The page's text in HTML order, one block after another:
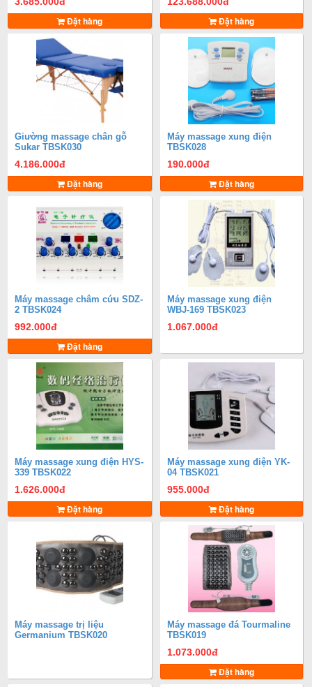
Đặt hàng Đặt hàng
Giường massage chân gỗ
Sukar TBSK030
4.186.000đ
Đặt hàng
Máy massage xung điện
TBSK028
190.000đ
Đặt hàng
Máy massage châm cứu SDZ-
2 TBSK024
992.000đ
Đặt hàng
Máy massage xung điện
WBJ-169 TBSK023
1.067.000đ
Máy massage xung điện HYS-
339 TBSK022
1.626.000đ
Đặt hàng
Máy massage xung điện YK-
04 TBSK021
955.000đ
Đặt hàng
Máy massage trị liệu
Germanium TBSK020
Máy massage đá Tourmaline
TBSK019
1.073.000đ
Đặt hàng